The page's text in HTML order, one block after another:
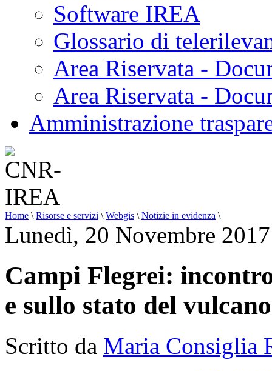
Software IREA
Glossario di
Area Riservata -
Area Riservata -
Amministrazione
Home \ Risorse e servizi \ Webgis \ Notizie in evidenza \
Lunedì, 20 Novembre
Campi Flegrei:
e sullo stato del vulcano
Scritto da Maria Consiglia